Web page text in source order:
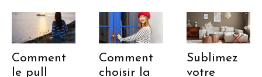
Comment
le pull
Comment
choisir la
Sublimez
votre